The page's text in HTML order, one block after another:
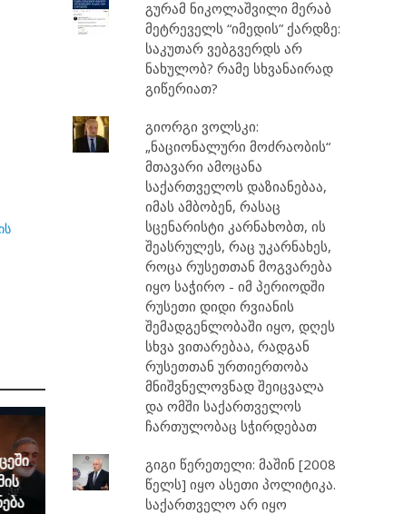
გურამ ნიკოლაშვილი მერაბ
მეტრეველს “იმედის” ქარდზე:
საკუთარ ვებგვერდს არ
ნახულობ? რამე სხვანაირად
გიწერიათ?
გიორგი ვოლსკი:
„ნაციონალური მოძრაობის“
მთავარი ამოცანა
საქართველოს დაზიანებაა,
იმას ამბობენ, რასაც
სცენარისტი კარნახობთ, ის
შეასრულეს, რაც უკარნახეს,
როცა რუსეთთან მოგვარება
იყო საჭირო - იმ პერიოდში
რუსეთი დიდი რვიანის
შემადგენლობაში იყო, დღეს
სხვა ვითარებაა, რადგან
რუსეთთან ურთიერთობა
მნიშვნელოვნად შეიცვალა
და ომში საქართველოს
ჩართულობაც სჭირდებათ
გიგი წერეთელი: მაშინ [2008
წელს] იყო ასეთი პოლიტიკა.
საქართველო არ იყო